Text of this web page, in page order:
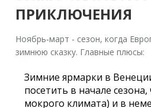
ПРИКЛЮЧЕНИЯ
Ноябрь‑март - сезон, когда
зимнюю сказку. Главные плюсы:
Зимние ярмарки в
посетить в начале
мокрого климата) и в